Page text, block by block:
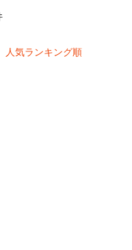
人気ランキング順